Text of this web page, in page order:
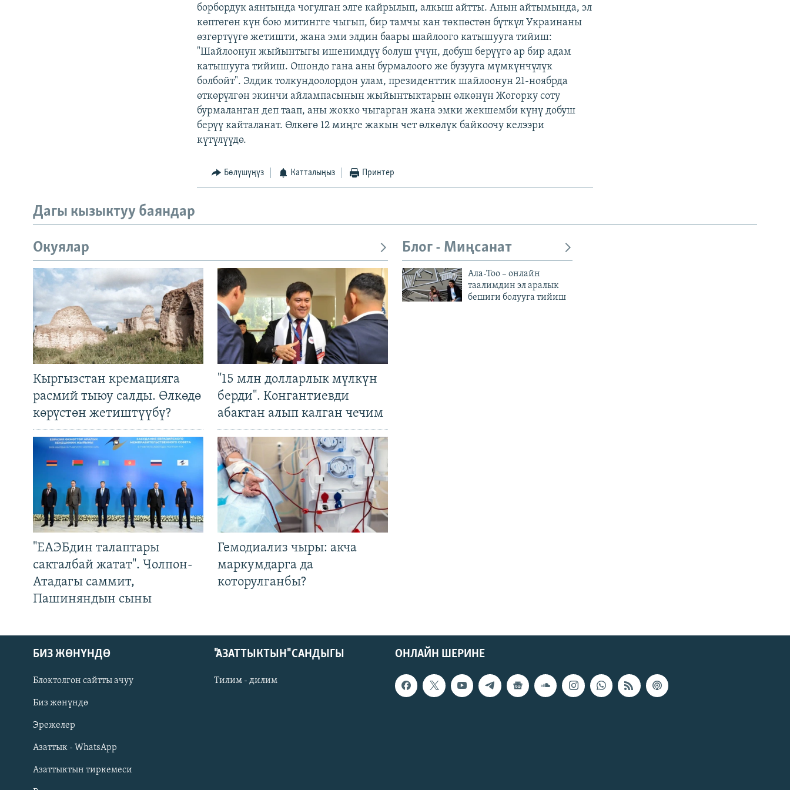
Русский
ОНЛАЙН ШЕРИНЕ
борбордук аянтында чогулган элге кайрылып, алкыш айтты. Анын айтымында, эл
көптөгөн күн бою митингге чыгып, бир тамчы кан төкпөстөн бүткүл Украинаны
өзгөртүүгө жетишти, жана эми элдин баары шайлоого катышууга тийиш:
"Шайлоонун жыйынтыгы ишенимдүү болуш үчүн, добуш берүүгө ар бир адам
катышууга тийиш. Ошондо гана аны бурмалоого же бузууга мүмкүнчүлүк
болбойт". Элдик толкундоолордон улам, президенттик шайлоонун 21-ноябрда
өткөрүлгөн экинчи айлампасынын жыйынтыктарын өлкөнүн Жогорку соту
бурмаланган деп таап, аны жокко чыгарган жана эмки жекшемби күнү добуш
берүү кайталанат. Өлкөгө 12 миңге жакын чет өлкөлүк байкоочу келээри
күтүлүүдө.
Бөлүшүңүз Катталыңыз Принтер
Дагы кызыктуу баяндар
Окуялар
Кыргызстан кремацияга
расмий тыюу салды. Өлкөдө
көрүстөн жетиштүүбү?
"15 млн долларлык мүлкүн
берди". Конгантиевди
абактан алып калган чечим
"ЕАЭБдин талаптары
сакталбай жатат". Чолпон-
Атадагы саммит,
Пашиняндын сыны
Гемодиализ чыры: акча
маркумдарга да
которулганбы?
Блог - Миңсанат
Ала-Тоо – онлайн
таалимдин эл аралык
бешиги болууга тийиш
ОНЛАЙН ШЕРИНЕ
БИЗ ЖӨНҮНДӨ
Блоктолгон сайтты ачуу
Биз жөнүндө
Эрежелер
Азаттык - WhatsApp
Азаттыктын тиркемеси
"АЗАТТЫКТЫН" САНДЫГЫ
Тилим - дилим